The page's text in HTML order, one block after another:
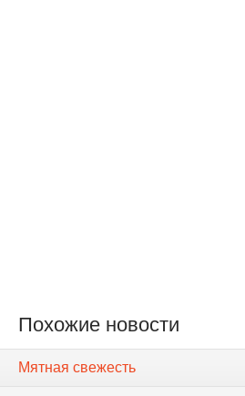
Похожие новости
Мятная свежесть